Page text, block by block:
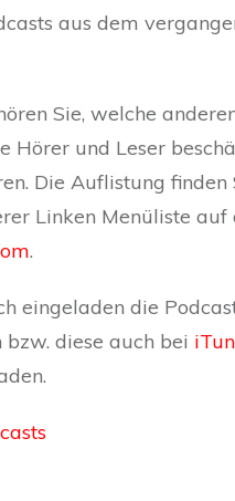
aus dem
Sie, welche
Hörer und Leser
Die Auflistung finden
Linken Menüliste auf
.
eingeladen die
diese auch bei